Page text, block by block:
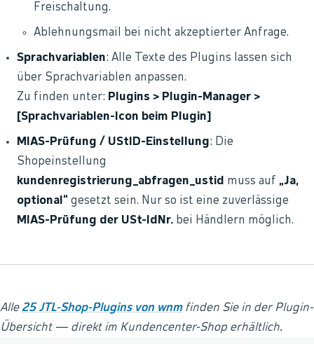
Freischaltung.
Ablehnungsmail bei nicht akzeptierter Anfrage.
Sprachvariablen: Alle Texte des Plugins lassen sich
über Sprachvariablen anpassen.
Zu finden unter: Plugins > Plugin-Manager >
[Sprachvariablen-Icon beim Plugin]
MIAS-Prüfung / UStID-Einstellung: Die
Shopeinstellung
kundenregistrierung_abfragen_ustid muss auf „Ja,
optional“ gesetzt sein. Nur so ist eine zuverlässige
MIAS-Prüfung der USt-IdNr. bei Händlern möglich.
Alle25 JTL-Shop-Plugins von wnmfinden Sie in der Plugin-
Übersicht — direkt im Kundencenter-Shop erhältlich.